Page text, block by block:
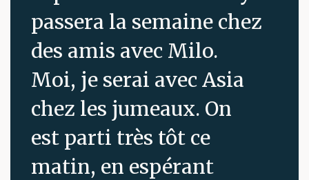
passera la semaine chez
des amis avec Milo.
Moi, je serai avec Asia
chez les jumeaux. On
est parti très tôt ce
matin, en espérant